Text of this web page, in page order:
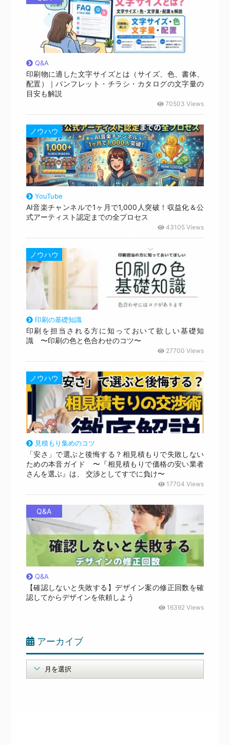
Q&A
印刷物に適した文字サイズとは（サイズ、色、書体、
配置）｜パンフレット・チラシ・カタログの文字量の
目安も解説
70503 Views
ノウハウ
YouTube
AI音楽チャンネルで1ヶ月で1,000人突破！収益化＆公
式アーティスト認定までの全プロセス
43105 Views
ノウハウ
印刷の基礎知識
印刷を担当される方に知っておいて欲しい基礎知
識 〜印刷の色と色合わせのコツ〜
27700 Views
ノウハウ
見積もり集めのコツ
「安さ」で選ぶと後悔する？相見積もりで失敗しない
ための本音ガイド 〜『相見積もりで価格の安い業者
さんを選ぶ』は、 交渉としてすでに負け〜
17704 Views
Q&A
Q&A
【確認しないと失敗する】デザイン案の修正回数を確
認してからデザインを依頼しよう
16392 Views
アーカイブ